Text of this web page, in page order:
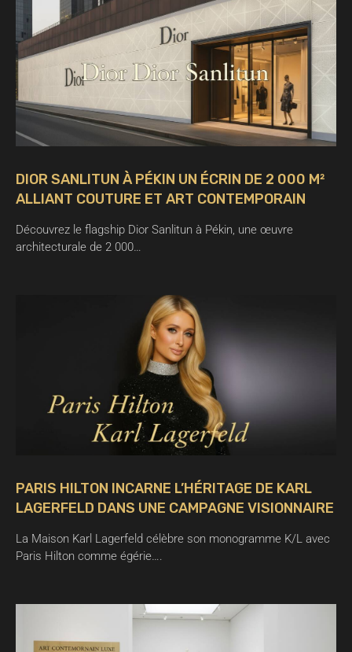
DIOR SANLITUN À PÉKIN UN ÉCRIN DE 2 000 M²
ALLIANT COUTURE ET ART CONTEMPORAIN
Découvrez le flagship Dior Sanlitun à Pékin, une œuvre
architecturale de 2 000…
PARIS HILTON INCARNE L’HÉRITAGE DE KARL
LAGERFELD DANS UNE CAMPAGNE VISIONNAIRE
La Maison Karl Lagerfeld célèbre son monogramme K/L avec
Paris Hilton comme égérie….